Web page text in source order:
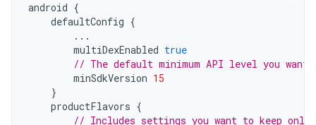
android {
defaultConfig {
...
multiDexEnabled true
// The default minimum API level you want
minSdkVersion 15
}
productFlavors {
// Includes settings you want to keep only